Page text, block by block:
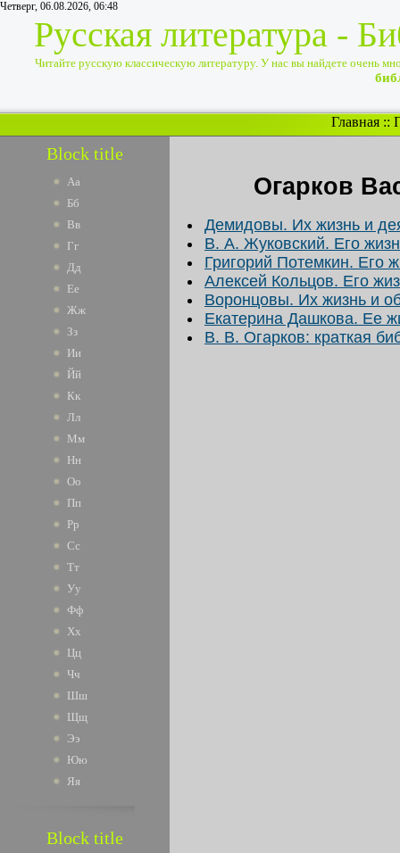
Четверг, 06.08.2026, 06:48
Русская литература -
Читайте русскую классическую литературу. У нас вы найдете очень
Главная ::
Block title
Аа
Бб
Вв
Гг
Дд
Ее
Жж
Зз
Ии
Йй
Кк
Лл
Мм
Нн
Оо
Пп
Рр
Сс
Тт
Уу
Фф
Хх
Цц
Чч
Шш
Щщ
Ээ
Юю
Яя
Block title
Огарков
Демидовы. Их жизнь и
В. А. Жуковский. Его
Григорий Потемкин. Его
Алексей Кольцов. Его
Воронцовы. Их жизнь и
Екатерина Дашкова. Ее
В. В. Огарков: краткая